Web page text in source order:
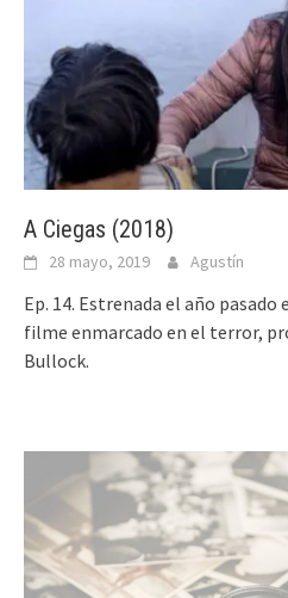
A Ciegas (2018)
28 mayo, 2019 Agustín
Ep. 14. Estrenada el año
filme enmarcado en el terror,
Bullock.